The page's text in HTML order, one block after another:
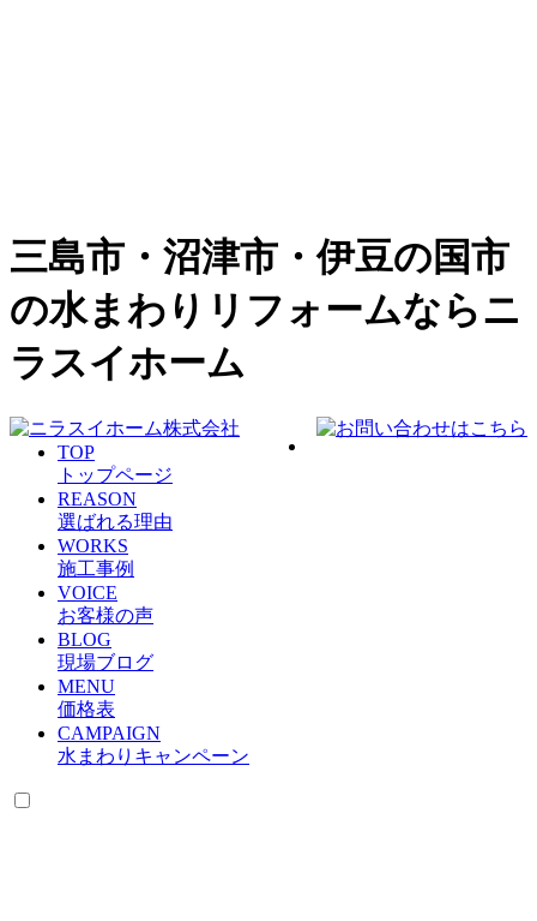
三島市・沼津市・伊豆の国市
の水まわりリフォームならニ
ラスイホーム
TOP
トップページ
REASON
選ばれる理由
WORKS
施工事例
VOICE
お客様の声
BLOG
現場ブログ
MENU
価格表
CAMPAIGN
水まわりキャンペーン